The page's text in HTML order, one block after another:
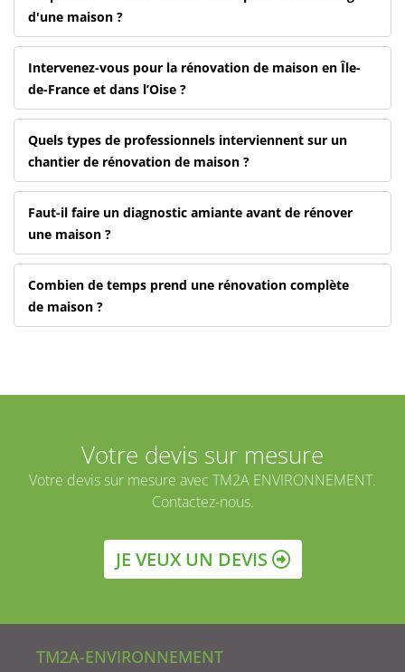
d'une maison ?
Intervenez-vous pour la rénovation de maison en Île-
de-France et dans l’Oise ?
Quels types de professionnels interviennent sur un
chantier de rénovation de maison ?
Faut-il faire un diagnostic amiante avant de rénover
une maison ?
Combien de temps prend une rénovation complète
de maison ?
Votre devis sur mesure
Votre devis sur mesure avec TM2A ENVIRONNEMENT.
Contactez-nous.
JE VEUX UN DEVIS
TM2A-ENVIRONNEMENT